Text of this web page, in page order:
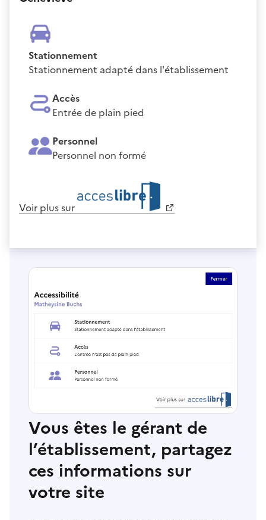
Stationnement
Stationnement adapté dans l'établissement
Accès
Entrée de plain pied
Personnel
Personnel non formé
Voir plus sur
Vous êtes le gérant de
l’établissement, partagez
ces informations sur
votre site